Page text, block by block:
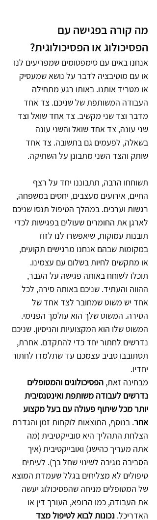
מה קורה בפגישה עם
הפסיכולוג או הפסיכולוגית?
אנחנו באים עם סימפטומים שמפריעים לנו
או עם מוטיבציה לדבר על נושא שמעסיק
או מטריד אותנו. באותו רגע מתחילה
העבודה המשותפת של שניכם. צד אחד
מדבר וצד שני מקשיב. צד אחד שואל וצד
שני עונה, צד אחד שואל והשני עונה
בשאלה, לפעמים גם בתשובה. צד אחד
שותק והצד השני מתבונן על השתיקה.
תשוחחו הרבה, תתבוננו יחד על רצף
החיים, אירועים מעצבים, יחסים במשפחה,
רגשות וערכים. במהלך הטיפול תנסו שניכם
לארגן את החומרים שעולים בפגישות לכדי
תובנות עמוקות, שיאפשרו לנו לזוז
במקומות שבהם אנחנו מרגישים תקועים,
או מתקשים לחיות בשלום עם עצמינו.
תוכלו לשוחח באותה פגישה על העבר,
ההווה והעתיד. שניכם באותה סירה, לכל
אחד יש משוט שמחובר לצד אחד של
הסירה. המשוט שלך הוא עולמך הפנימי.
המשוט שלו הוא המקצועיות והניסיון. שניכם
נדרשים לחתור יחד כדי להתקדם. אחרת,
תסתובבו סביב עצמכם עד שתלמדו לחתור
יחדיו.
מבחינה זאת, הפסיכולוגים והמטופלים
נדרשים לעבודה משותפת ואינטנסיבית
יותר מכל שיתוף פעולה עם בעל מקצוע
אחר. בנוסף, התוצאות לוקחות זמן והגדרת
הצלחת התהליך היא סובייקטיבית (מה
אתה מעריך כהישג) ואובייקטיבית (איך
הסביבה מגיבה לשינוי שחל בך). לעיתים
טיפולים לא מצליחים בגלל שעמדת המוצא
של המטופלים מניחה שהפסיכולוג יעשה
את העבודה, כמו הרופא, העורך דין או
האדריכל. נכונות לבוא לטיפול מצד